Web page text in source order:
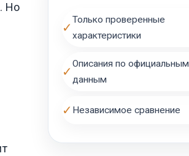
Но
✓
Только проверенные
характеристики
✓
Описания по официальным
данным
✓ Независимое сравнение